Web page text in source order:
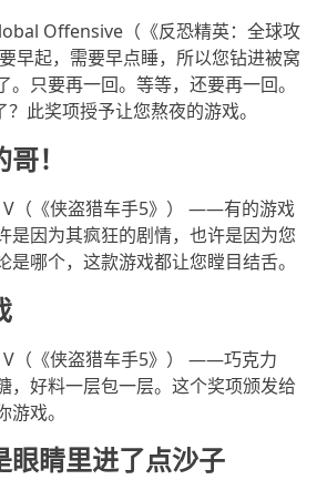
Offensive（《反恐精英：全球攻
起，需要早点睡，所以您钻进被窝
。只要再一回。等等，还要再一回。
此奖项授予让您熬夜的游戏。
！
（《侠盗猎车手5》） ——有的游戏
是因为其疯狂的剧情，也许是因为您
是哪个，这款游戏都让您瞠目结舌。
（《侠盗猎车手5》） ——巧克力
，好料一层包一层。这个奖项颁发给
戏。
眼睛里进了点沙子